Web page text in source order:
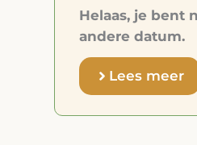
aandient.
plaats!